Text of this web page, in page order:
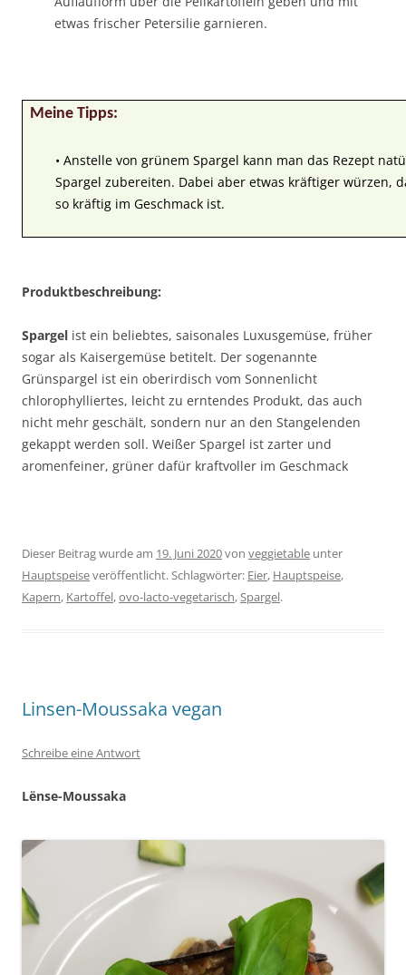
etwas frischer Petersilie garnieren.
Meine Tipps:
• Anstelle von grünem Spargel kann man das Rezept
Spargel zubereiten. Dabei aber etwas kräftiger würzen,
so kräftig im Geschmack ist.
Produktbeschreibung:
Spargel ist ein beliebtes, saisonales Luxusgemüse, früher
sogar als Kaisergemüse betitelt. Der sogenannte
Grünspargel ist ein oberirdisch vom Sonnenlicht
chlorophylliertes, leicht zu erntendes Produkt, das auch
nicht mehr geschält, sondern nur an den Stangelenden
gekappt werden soll. Weißer Spargel ist zarter und
aromenfeiner, grüner dafür kraftvoller im Geschmack
Dieser Beitrag wurde am 19. Juni 2020von veggietable unter
Hauptspeiseveröffentlicht. Schlagwörter: Eier, Hauptspeise,
Kapern, Kartoffel,ovo-lacto-vegetarisch,Spargel.
Linsen-Moussaka vegan
Schreibe eine Antwort
Lënse-Moussaka